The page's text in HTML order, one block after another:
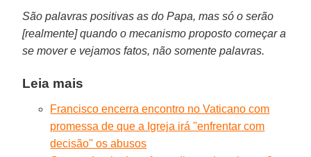
São palavras positivas as do Papa, mas só o serão
[realmente] quando o mecanismo proposto começar a
se mover e vejamos fatos, não somente palavras.
Leia mais
Francisco encerra encontro no Vaticano com
promessa de que a Igreja irá ''enfrentar com
decisão'' os abusos